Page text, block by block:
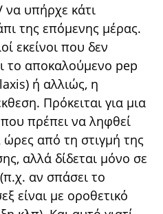
να υπήρχε κάτι
της επόμενης μέρας.
εκείνοι που δεν
το αποκαλούμενο pep
ή αλλιώς, η
Πρόκειται για μια
πρέπει να ληφθεί
ώρες από τη στιγμή της
αλλά δίδεται μόνο σε
αν σπάσει το
είναι με οροθετικό